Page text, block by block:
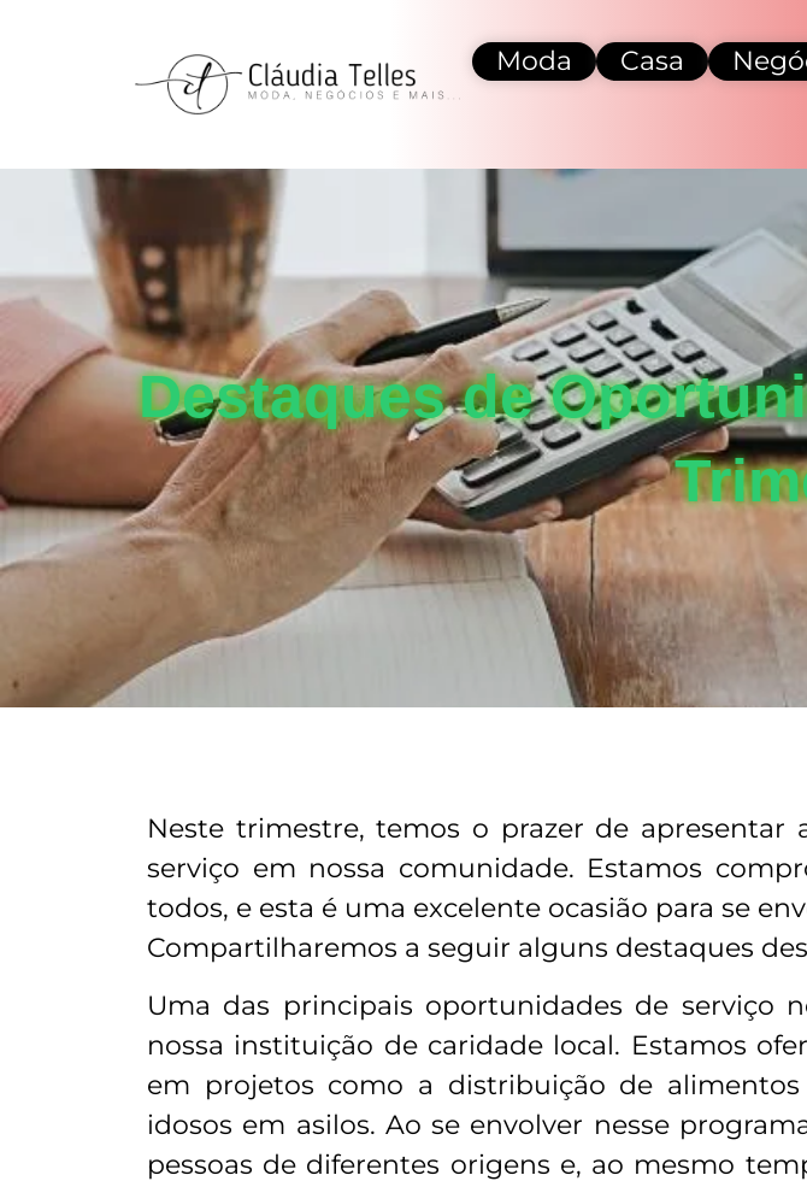
Moda Casa
Destaques de
Neste trimestre, temos o prazer de
serviço em nossa comunidade. Estamos
todos, e esta é uma excelente ocasião para se
Compartilharemos a seguir alguns destaques
Uma das principais oportunidades de serviço
nossa instituição de caridade local. Estamos
em projetos como a distribuição de
idosos em asilos. Ao se envolver nesse
pessoas de diferentes origens e, ao mesmo